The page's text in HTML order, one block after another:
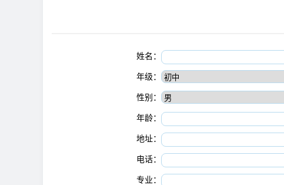
姓名：
年级：
性别：
年龄：
地址：
电话：
专业：